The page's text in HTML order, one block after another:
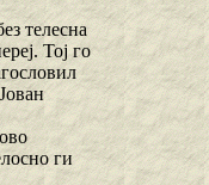
телесна
Тој го
ги